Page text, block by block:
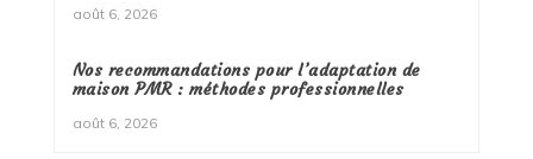
août 6, 2026
Nos recommandations pour l’adaptation de
maison PMR : méthodes professionnelles
août 6, 2026